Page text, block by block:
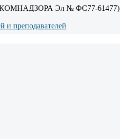
Эл № ФС77-61477)
и преподавателей